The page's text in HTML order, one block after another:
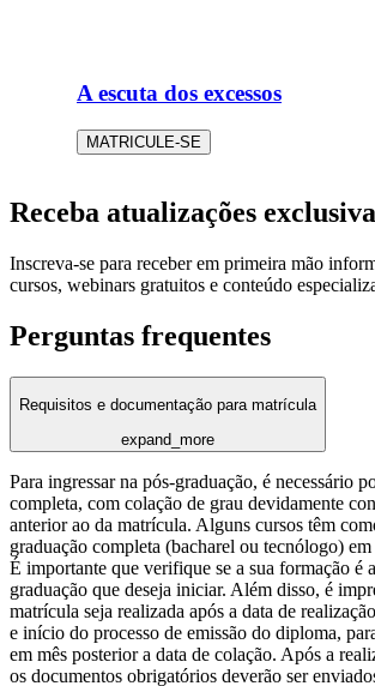
A escuta dos excessos
MATRICULE-SE
Receba atualizações
Inscreva-se para receber em primeira mão
cursos, webinars gratuitos e conteúdo
Perguntas frequentes
Requisitos e documentação para matrícula
expand_more
Para ingressar na pós-graduação, é necessário
completa, com colação de grau devidamente
anterior ao da matrícula. Alguns cursos têm
graduação completa (bacharel ou tecnólogo)
É importante que verifique se a sua formação é
graduação que deseja iniciar. Além disso, é
matrícula seja realizada após a data de
e início do processo de emissão do diploma,
em mês posterior a data de colação. Após a
os documentos obrigatórios deverão ser